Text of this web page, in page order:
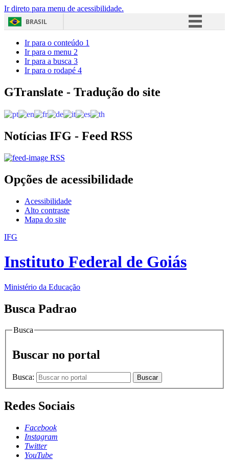
Ir direto para menu de acessibilidade.
BRASIL
Acesso à informação
Ir para o conteúdo 1
Ir para o menu 2
Ir para a busca 3
Ir para o rodapé 4
GTranslate - Tradução do site
Notícias IFG - Feed RSS
RSS
Opções de acessibilidade
Acessibilidade
Alto contraste
Mapa do site
IFG
Instituto Federal de Goiás
Ministério da Educação
Busca Padrao
Busca
Buscar no portal
Busca: Buscar
Redes Sociais
Facebook
Instagram
Twitter
YouTube